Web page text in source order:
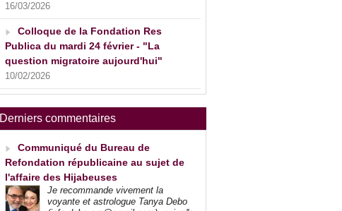
16/03/2026
Colloque de la Fondation Res
Publica du mardi 24 février - "La
question migratoire aujourd'hui"
10/02/2026
Derniers commentaires
Communiqué du Bureau de
Refondation républicaine au sujet de
l'affaire des Hijabeuses
Je recommande vivement la
voyante et astrologue Tanya Debo